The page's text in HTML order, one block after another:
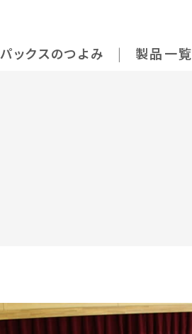
パックスのつよみ 製品一覧